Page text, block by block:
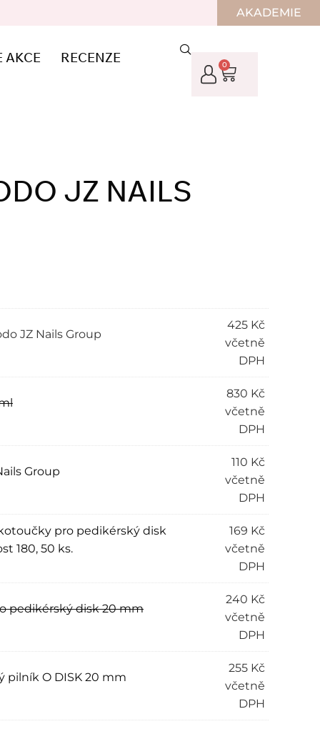
AKADEMIE
AKCE RECENZE 0
JZ NAILS
JZ Nails Group
425 Kč
včetně
DPH
830 Kč
včetně
DPH
Group
110 Kč
včetně
DPH
pro pedikérský disk
180, 50 ks.
169 Kč
včetně
DPH
pedikérský disk 20 mm
240 Kč
včetně
DPH
pilník O DISK 20 mm
255 Kč
včetně
DPH